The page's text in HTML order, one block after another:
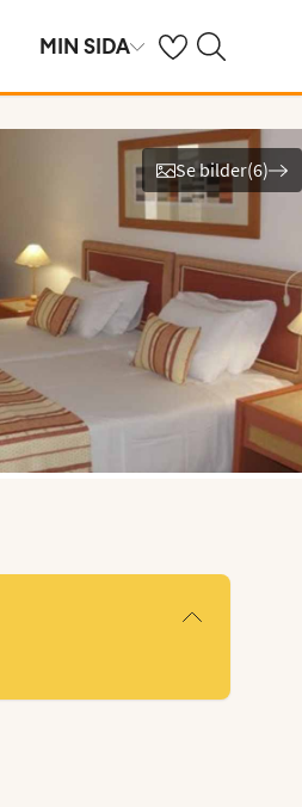
MIN SIDA Se dina sparade
Sök på ving.se
Se bilder(6)